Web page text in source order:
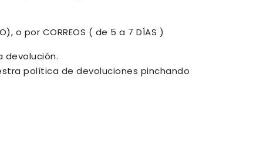
o por CORREOS ( de 5 a 7 DÍAS )
devolución.
política de devoluciones pinchando